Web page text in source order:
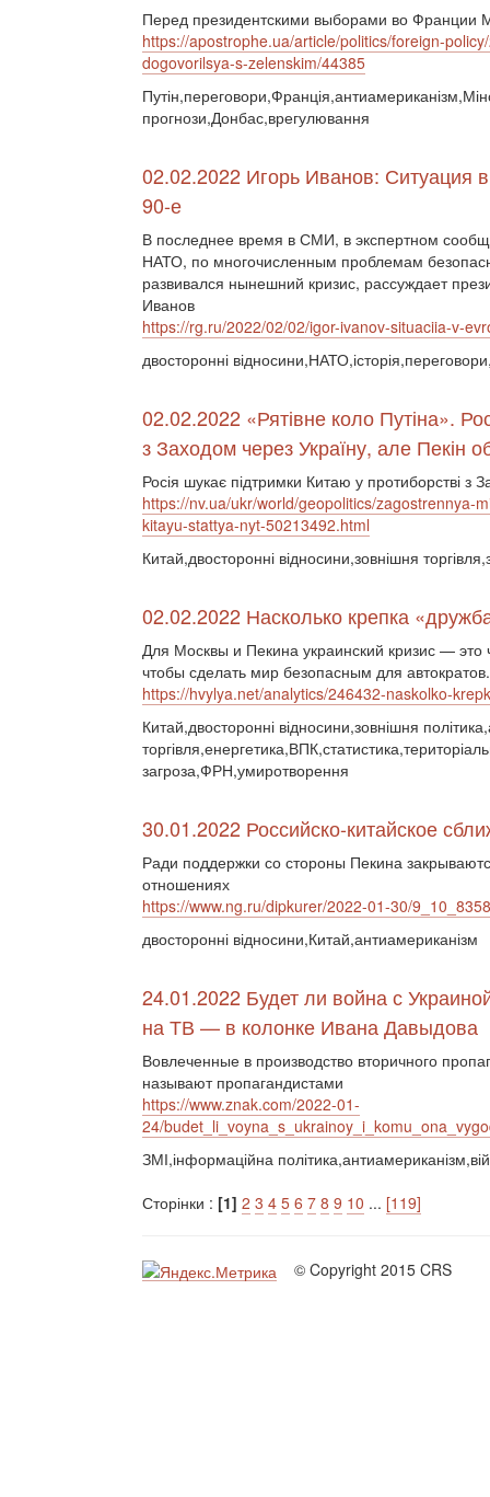
Перед президентскими выборами во Франции
https://apostrophe.ua/article/politics/foreign-
dogovorilsya-s-zelenskim/44385
прогнози,Донбас,врегулювання
02.02.2022 Игорь Иванов: Ситуация
90-е
В последнее время в СМИ, в экспертном
НАТО, по многочисленным проблемам
развивался нынешний кризис, рассуждает
Иванов
https://rg.ru/2022/02/02/igor-ivanov-situaciia-v-
двосторонні
02.02.2022 «Рятівне коло Путіна».
з Заходом через Україну, але Пекін
Росія шукає підтримки Китаю у протиборстві з
https://nv.ua/ukr/world/geopolitics/zagostrennya-
kitayu-stattya-nyt-50213492.html
Китай,двосторонні відносини,зовнішня
02.02.2022 Насколько крепка
Для Москвы и Пекина украинский кризис — это
чтобы сделать мир безопасным для
https://hvylya.net/analytics/246432-naskolko-
Китай,двосторонні відносини,зовнішня
загроза,ФРН,умиротворення
30.01.2022 Российско-китайское
Ради поддержки со стороны Пекина
отношениях
https://www.ng.ru/dipkurer/2022-01-30/
двосторонні відносини,Китай,антиамериканізм
24.01.2022 Будет ли война с
на ТВ — в колонке Ивана Давыдова
Вовлеченные в производство вторичного
называют пропагандистами
https://www.znak.com/2022-01-
24/
ЗМІ,інформаційна
Сторінки : [1] 2 3 4 5 6 7 8 9 10 ... [119]
© Copyright 2015 CRS